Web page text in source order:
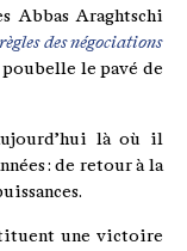
Abbas Araghtschi
des négociations
le pavé de
là où il
: de retour à la
une victoire